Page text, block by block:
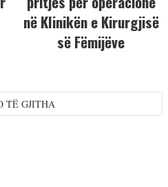
në Klinikën e Kirurgjisë
së Fëmijëve
TË GJITHA